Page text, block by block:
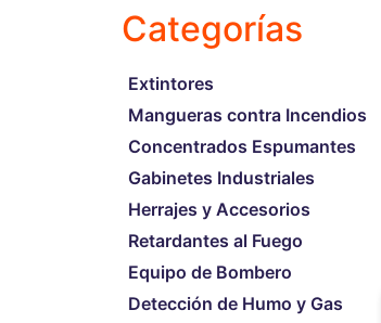
Categorías
Extintores
Mangueras contra Incendios
Concentrados Espumantes
Gabinetes Industriales
Herrajes y Accesorios
Retardantes al Fuego
Equipo de Bombero
Detección de Humo y Gas